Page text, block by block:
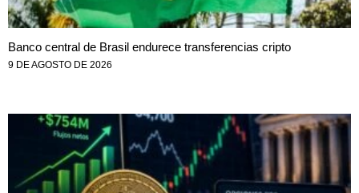
Banco central de Brasil endurece transferencias cripto
9 DE AGOSTO DE 2026